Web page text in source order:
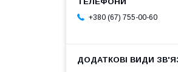
+380 (67) 755-00-60